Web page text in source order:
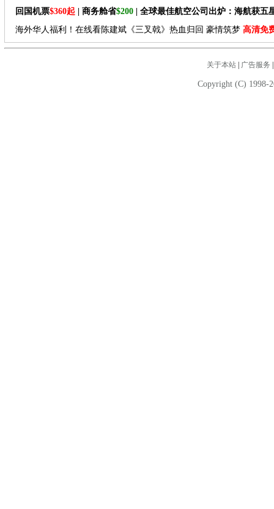
回国机票$360起 | 商务舱省$200 | 全球最佳航空公司出炉：海航获五
海外华人福利！在线看陈建斌《三叉戟》热血归回 豪情筑梦 高清免
关于本站| 广告服务
Copyright (C) 1998-